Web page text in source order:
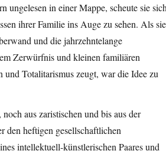
ungelesen in einer Mappe, scheute sie
ihrer Familie ins Auge zu sehen. Als sie
und die jahrzehntelange
Zerwürfnis und kleinen familiären
Totalitarismus zeugt, war die Idee zu
aus zaristischen und bis aus der
den heftigen gesellschaftlichen
intellektuell-künstlerischen Paares und